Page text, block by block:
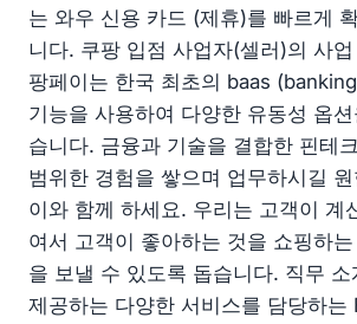
는 와우 신용 카드 (제휴)를 빠르게
니다. 쿠팡 입점 사업자(셀러)의 사
팡페이는 한국 최초의 baas
기능을 사용하여 다양한 유동성 옵
습니다. 금융과 기술을 결합한 핀테
범위한 경험을 쌓으며 업무하시길
이와 함께 하세요. 우리는 고객이 계
여서 고객이 좋아하는 것을 쇼핑하
을 보낼 수 있도록 돕습니다. 직무
제공하는 다양한 서비스를 담당하는